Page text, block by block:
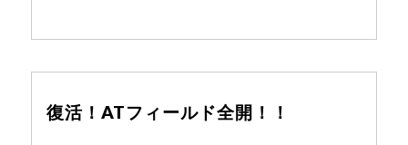
復活！ATフィールド全開！！